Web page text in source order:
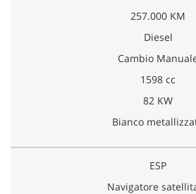
257.000 KM
Diesel
Cambio
1598 cc
82 KW
Bianco
ESP
Navigatore